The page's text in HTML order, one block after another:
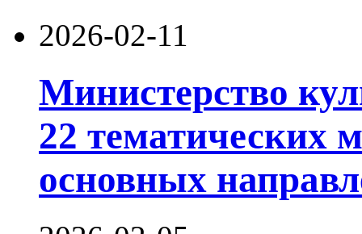
2026-02-11
Министерство
22 тематических
основных